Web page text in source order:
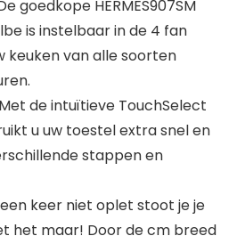
goedkope HERMES907SM
is instelbaar in de 4 fan
keuken van alle soorten
Met de intuïtieve TouchSelect
u uw toestel extra snel en
stappen en
een keer niet oplet stoot je je
het maar! Door de cm breed